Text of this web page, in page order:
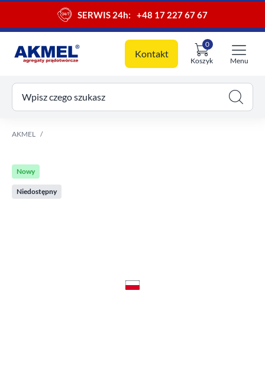
SERWIS 24h: +48 17 227 67 67
Kontakt
Koszyk
0
koszyk
Menu
Wpisz czego szukasz
AKMEL
Nowy
Niedostępny